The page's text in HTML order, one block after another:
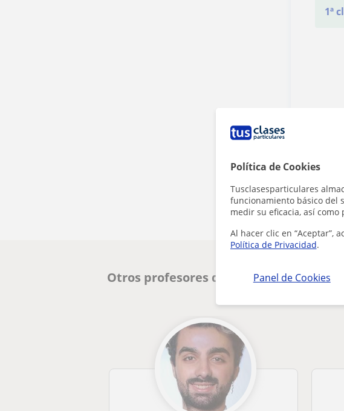
Política de Cookies
Tusclasesparticulares
funcionamiento básico del
medir su eficacia, así
Al hacer clic en “Aceptar”,
Política de Privacidad.
Panel de Cookies
1ª
¿Hay
Otros profesores de Química en